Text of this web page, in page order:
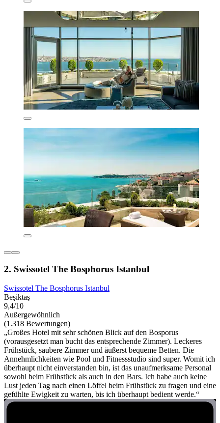
2. Swissotel The Bosphorus Istanbul
Swissotel The Bosphorus Istanbul
Beşiktaş
9,4/10
Außergewöhnlich
(1.318 Bewertungen)
„Großes Hotel mit sehr schönen Blick auf den Bosporus
(vorausgesetzt man bucht das entsprechende Zimmer). Leckeres
Frühstück, saubere Zimmer und äußerst bequeme Betten. Die
Annehmlichkeiten wie Pool und Fitnessstudio sind super. Womit ich
überhaupt nicht einverstanden bin, ist das unaufmerksame Personal
sowohl beim Frühstück als auch in den Bars. Ich habe auch keine
Lust jeden Tag nach einen Löffel beim Frühstück zu fragen und eine
gefühlte Ewigkeit zu warten, bis ich überhaupt bedient werde.“